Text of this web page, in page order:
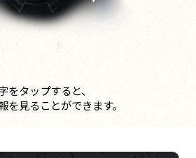
をタップすると、
を見ることができます。